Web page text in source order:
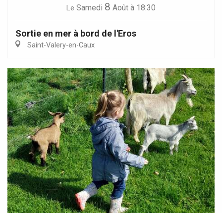
Le Samedi 8 Août à 18:30
Sortie en mer à bord de l'Eros
Saint-Valery-en-Caux